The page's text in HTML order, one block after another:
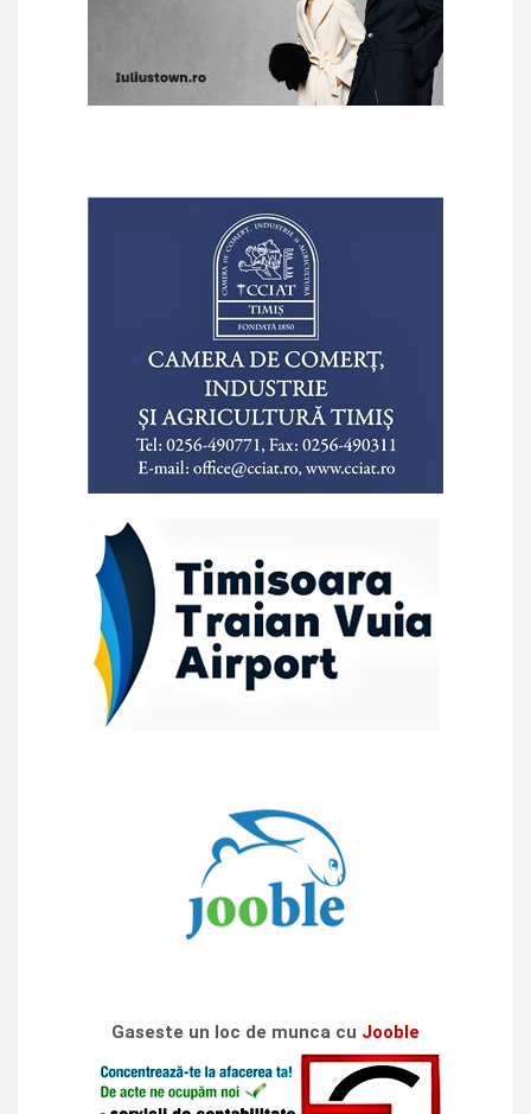
Gaseste un loc de munca cu Jooble